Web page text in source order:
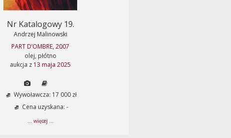
Nr Katalogowy 19.
Andrzej Malinowski
PART D’OMBRE, 2007
olej, płótno
aukcja z 13 maja 2025
Wywoławcza: 17 000 zł
Cena uzyskana: -
... więcej ...